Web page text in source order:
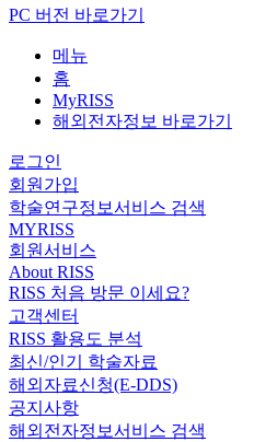
PC 버전 바로가기
메뉴
홈
MyRISS
해외전자정보 바로가기
로그인
회원가입
학술연구정보서비스 검색
MYRISS
회원서비스
About RISS
RISS 처음 방문 이세요?
고객센터
RISS 활용도 분석
최신/인기 학술자료
해외자료신청(E-DDS)
공지사항
해외전자정보서비스 검색